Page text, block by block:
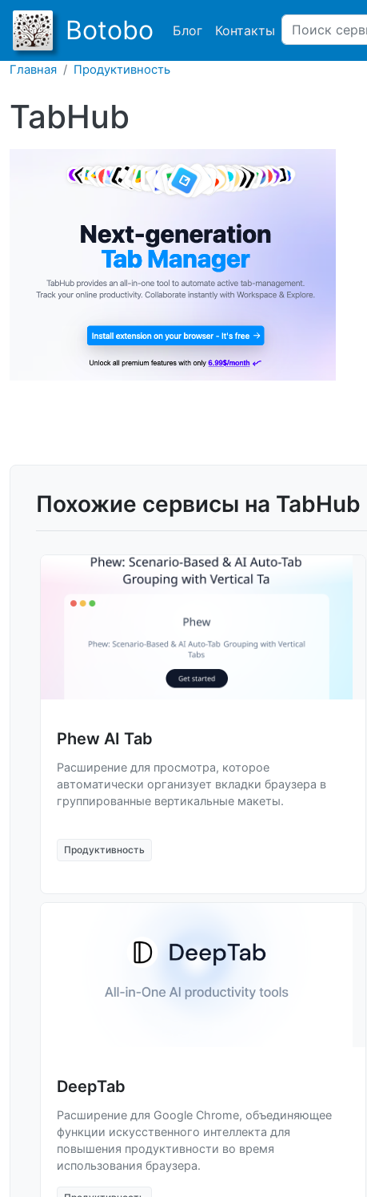
Botobo Main navigation
Блог Контакты
Главная Продуктивность
TabHub
Похожие сервисы на TabHub
Phew AI Tab
Расширение для просмотра, которое
автоматически организует вкладки браузера в
группированные вертикальные макеты.
Продуктивность
DeepTab
Расширение для Google Chrome, объединяющее
функции искусственного интеллекта для
повышения продуктивности во время
использования браузера.